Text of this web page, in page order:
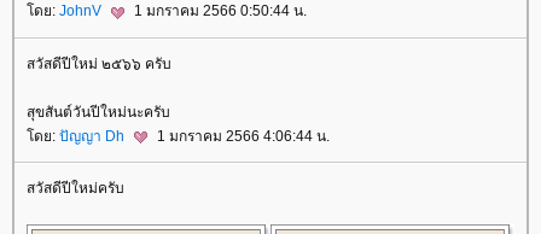
ดย: JohnV 1 มกราคม 2566 0:50:44 น.
สวัสดีปีใหม่ ๒๕๖๖ ครับ
สุขสันต์วันปีใหม่นะครับ
ดย: ปัญญา Dh 1 มกราคม 2566 4:06:44 น.
สวัสดีปีใหม่ครับ